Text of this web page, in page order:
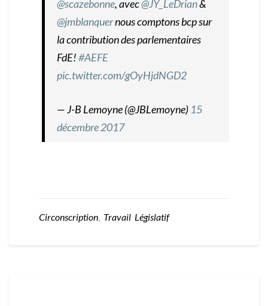
@scazebonne, avec@JY_LeDrian&
@jmblanquernous comptons bcp sur
la contribution des parlementaires
FdE!#AEFE
pic.twitter.com/gOyHjdNGD2
— J-B Lemoyne (@JBLemoyne) 15
décembre 2017
Circonscription Travail Législatif